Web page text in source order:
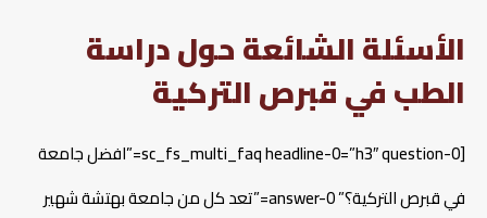
الأسئلة الشائعة حول دراسة
الطب في قبرص التركية
[sc_fs_multi_faq headline-0=”h3″ question-0=”افضل جامعة
في قبرص التركية؟” answer-0=”تعد كل من جامعة بهتشة شهير